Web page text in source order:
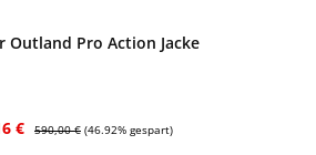
Outland Pro Action Jacke
€ Regulärer Preis:
590,00 € (46.92% gespart)